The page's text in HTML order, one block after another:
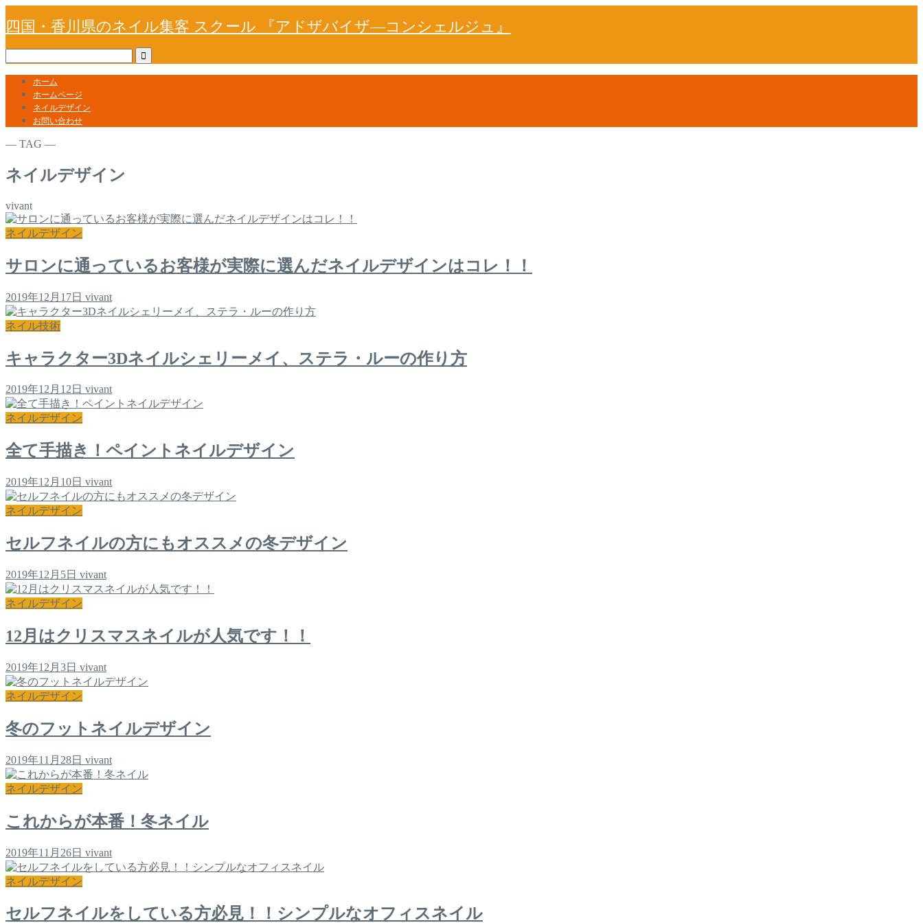
四国・香川県のネイル集客 スクール 『アドザバイザ―コンシェルジュ』
ホーム
ホームページ
ネイルデザイン
お問い合わせ
― TAG ―
ネイルデザイン
vivant
ネイルデザイン
サロンに通っているお客様が実際に選んだネイルデザインはコレ！！
2019年12月17日 vivant
ネイル技術
キャラクター3Dネイルシェリーメイ、ステラ・ルーの作り方
2019年12月12日 vivant
ネイルデザイン
全て手描き！ペイントネイルデザイン
2019年12月10日 vivant
ネイルデザイン
セルフネイルの方にもオススメの冬デザイン
2019年12月5日 vivant
ネイルデザイン
12月はクリスマスネイルが人気です！！
2019年12月3日 vivant
ネイルデザイン
冬のフットネイルデザイン
2019年11月28日 vivant
ネイルデザイン
これからが本番！冬ネイル
2019年11月26日 vivant
ネイルデザイン
セルフネイルをしている方必見！！シンプルなオフィスネイル